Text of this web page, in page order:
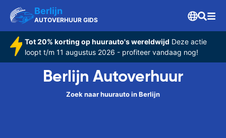
Berlijn
AUTOVERHUUR GIDS
Tot 20% korting op huurauto's wereldwijd Deze actie
loopt t/m 11 augustus 2026 - profiteer vandaag nog!
Berlijn Autoverhuur
Zoek naar huurauto in Berlijn